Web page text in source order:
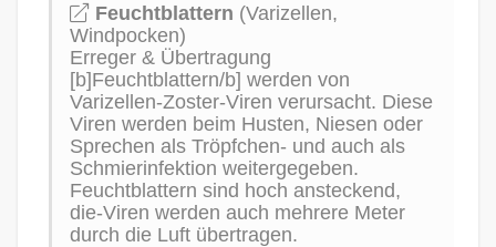
Feuchtblattern (Varizellen,
Windpocken)
Erreger & Übertragung
[b]Feuchtblattern/b] werden von
Varizellen-Zoster-Viren verursacht. Diese
Viren werden beim Husten, Niesen oder
Sprechen als Tröpfchen- und auch als
Schmierinfektion weitergegeben.
Feuchtblattern sind hoch ansteckend,
die-Viren werden auch mehrere Meter
durch die Luft übertragen.